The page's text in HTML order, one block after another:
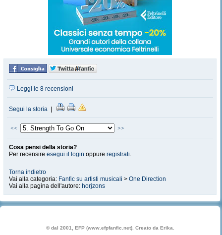
Leggi le 8 recensioni
Segui la storia
<< >>
Cosa pensi della storia?
Per recensire esegui il login oppure registrati.
Torna indietro
Vai alla categoria: Fanfic su artisti musicali > One Direction
Vai alla pagina dell'autore: horjzons
© dal 2001, EFP (www.efpfanfic.net). Creato da Erika.